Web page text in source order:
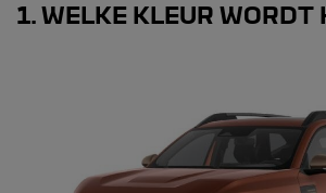
1 WELKE KLEUR WORDT